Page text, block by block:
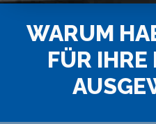
WARUM
FÜR